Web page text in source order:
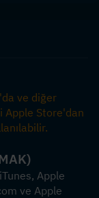
ve diğer
Apple Store'dan
Apple
ve Apple